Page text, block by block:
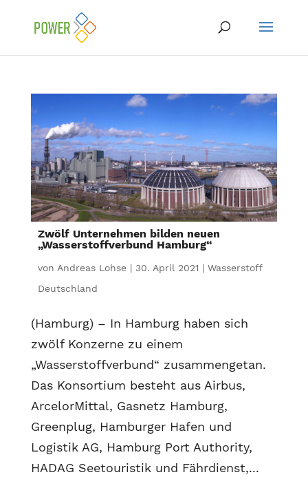
Zwölf Unternehmen bilden neuen
„Wasserstoffverbund Hamburg“
von Andreas Lohse| 30. April 2021 | Wasserstoff
Deutschland
(Hamburg) – In Hamburg haben sich
zwölf Konzerne zu einem
„Wasserstoffverbund“ zusammengetan.
Das Konsortium besteht aus Airbus,
ArcelorMittal, Gasnetz Hamburg,
Greenplug, Hamburger Hafen und
Logistik AG, Hamburg Port Authority,
HADAG Seetouristik und Fährdienst,...